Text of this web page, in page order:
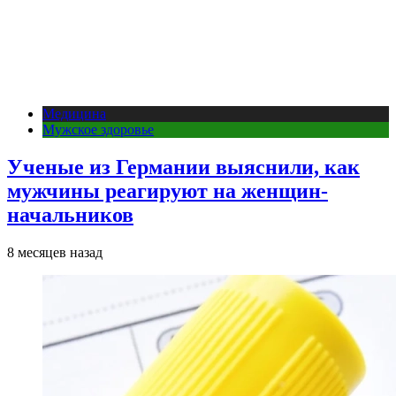
Медицина
Мужское здоровье
Ученые из Германии выяснили, как
мужчины реагируют на женщин-
начальников
8 месяцев назад